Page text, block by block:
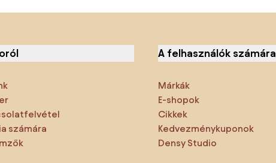
számára
A felhasználók számára
Márkák
E-shopok
Cikkek
Kedvezménykuponok
Densy Studio